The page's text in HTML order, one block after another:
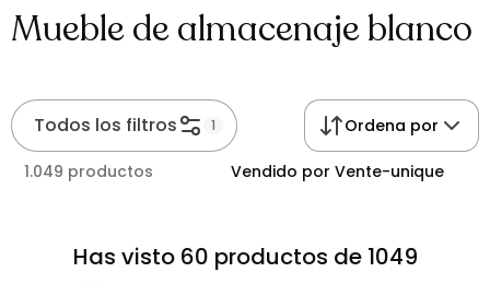
Mueble de almacenaje blanco
Todos los filtros 1 Ordena por
1.049 productos Vendido por Vente-unique
Has visto 60 productos de 1049